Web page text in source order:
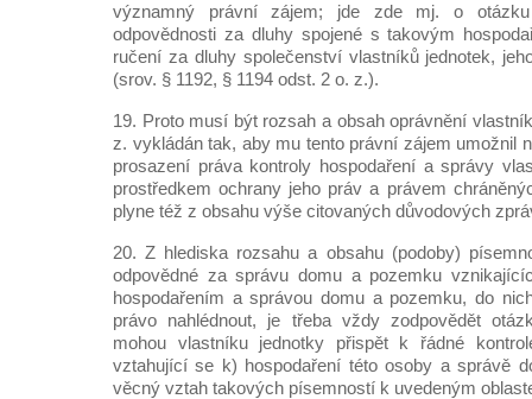
významný právní zájem; jde zde mj. o
odpovědnosti za dluhy spojené s takovým
ručení za dluhy společenství vlastníků jednotek,
(srov. § 1192, § 1194 odst. 2 o. z.).
19. Proto musí být rozsah a obsah oprávnění
z. vykládán tak, aby mu tento právní zájem umožnil
prosazení práva kontroly hospodaření a správy
prostředkem ochrany jeho práv a právem
plyne též z obsahu výše citovaných důvodových
20. Z hlediska rozsahu a obsahu (podoby)
odpovědné za správu domu a pozemku
hospodařením a správou domu a pozemku, do
právo nahlédnout, je třeba vždy zodpovědět
mohou vlastníku jednotky přispět k řádné
vztahující se k) hospodaření této osoby a správě
věcný vztah takových písemností k uvedeným